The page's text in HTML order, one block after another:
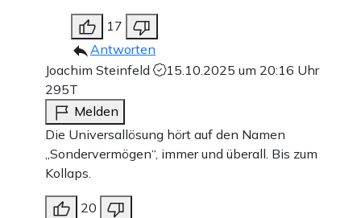
17
Antworten
Joachim Steinfeld
15.10.2025 um 20:16 Uhr
295T
Melden
Die Universallösung hört auf den Namen
„Sondervermögen“, immer und überall. Bis zum
Kollaps.
20